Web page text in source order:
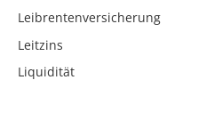
Leibrentenversicherung
Leitzins
Liquidität